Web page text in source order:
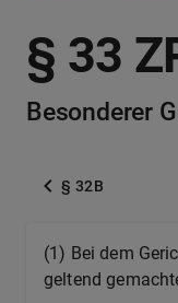
§ 33
Besonderer
§ 32B
(1) Bei dem
geltend